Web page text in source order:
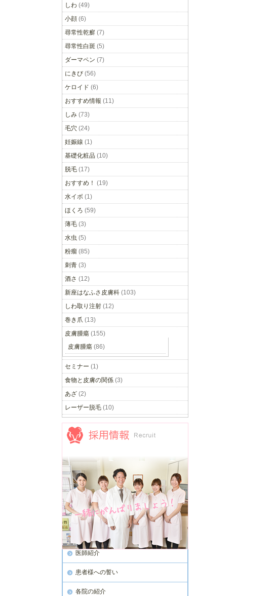
しわ (49)
小顔 (6)
尋常性乾癬 (7)
尋常性白斑 (5)
ダーマペン (7)
にきび (56)
ケロイド (6)
おすすめ情報 (11)
しみ (73)
毛穴 (24)
妊娠線 (1)
基礎化粧品 (10)
脱毛 (17)
おすすめ！ (19)
水イボ (1)
ほくろ (59)
薄毛 (3)
水虫 (5)
粉瘤 (85)
刺青 (3)
酒さ (12)
新座はなふさ皮膚科 (103)
しわ取り注射 (12)
巻き爪 (13)
皮膚腫瘍 (155)
皮膚腫瘍 (86)
セミナー (1)
食物と皮膚の関係 (3)
あざ (2)
レーザー脱毛 (10)
採用情報
医師紹介
患者様への誓い
各院の紹介